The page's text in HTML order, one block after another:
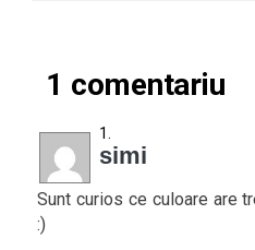
1 comentariu
simi
Sunt curios ce culoare are
:)